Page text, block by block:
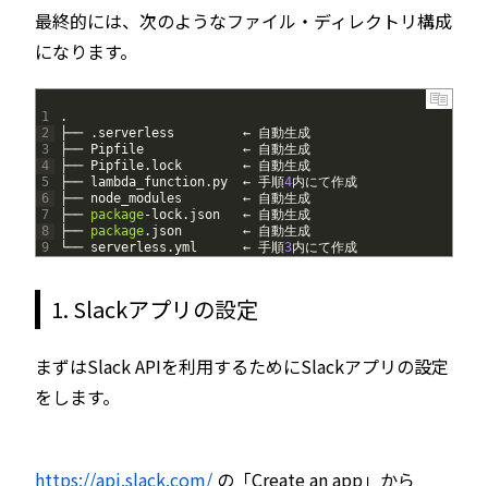
最終的には、次のようなファイル・ディレクトリ構成
になります。
1
2
3
4
5
6
7
8
9
.
├──
. serverless ← 自動生成
├──
Pipfile ← 自動生成
├──
Pipfile. lock ← 自動生成
├──
lambda_function. py ← 手順4内にて作成
├── node modules ← 自動生成
├── package- lock. json ← 自動生成
├── package. json ← 自動生成
└── serverless .yml ← 手順3内にて作成
1. Slackアプリの設定
まずはSlack APIを利用するためにSlackアプリの設定
をします。
https://api.slack.com/ の「Create an app」から